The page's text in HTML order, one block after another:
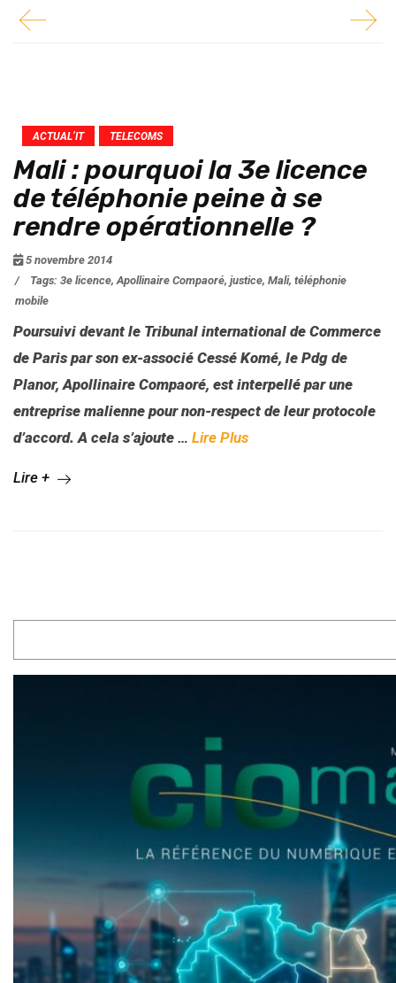
ACTUAL’IT TELECOMS
Mali : pourquoi la 3e licence
de téléphonie peine à se
rendre opérationnelle ?
5 novembre 2014
/
Tags: 3e licence,Apollinaire Compaoré, justice, Mali, téléphonie
mobile
Poursuivi devant le Tribunal international de Commerce
de Paris par son ex-associé Cessé Komé, le Pdg de
Planor, Apollinaire Compaoré, est interpellé par une
entreprise malienne pour non-respect de leur protocole
d’accord. A cela s’ajoute … Lire Plus
Lire +